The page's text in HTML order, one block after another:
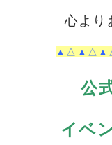
心より
公
イベ